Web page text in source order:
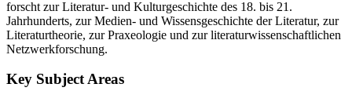
forscht zur Literatur- und Kulturgeschichte des 18. bis 21.
Jahrhunderts, zur Medien- und Wissensgeschichte der Literatur, zur
Literaturtheorie, zur Praxeologie und zur literaturwissenschaftlichen
Netzwerkforschung.
Key Subject Areas